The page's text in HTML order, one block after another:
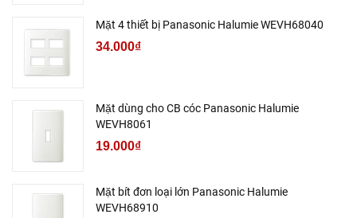
Mặt 4 thiết bị Panasonic Halumie WEVH68040
34.000₫
Mặt dùng cho CB cóc Panasonic Halumie
WEVH8061
19.000₫
Mặt bít đơn loại lớn Panasonic Halumie
WEVH68910